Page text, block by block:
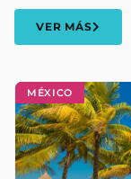
MÉXICO
VER MÁS